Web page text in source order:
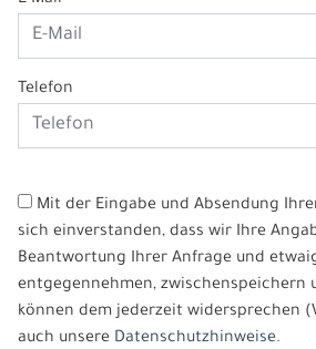
Telefon
Mit der Eingabe und Absendung
sich einverstanden, dass wir Ihre
Beantwortung Ihrer Anfrage und
entgegennehmen, zwischenspeichern
können dem jederzeit widersprechen
auch unsere Datenschutzhinweise.